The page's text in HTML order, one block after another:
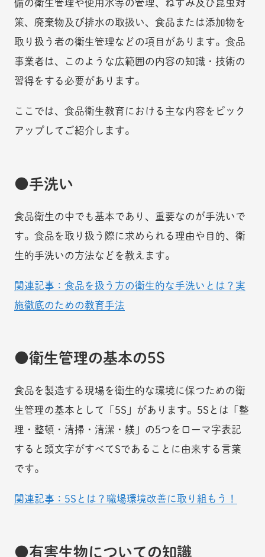
備の衛生管理や使用水等の管理、ねずみ及び昆虫対
策、廃棄物及び排水の取扱い、食品または添加物を
取り扱う者の衛生管理などの項目があります。食品
事業者は、このような広範囲の内容の知識・技術の
習得をする必要があります。
ここでは、食品衛生教育における主な内容をピック
アップしてご紹介します。
手洗い
食品衛生の中でも基本であり、重要なのが手洗いで
す。食品を取り扱う際に求められる理由や目的、衛
生的手洗いの方法などを教えます。
関連記事：食品を扱う方の衛生的な手洗いとは？実
施徹底のための教育手法
衛生管理の基本の5S
食品を製造する現場を衛生的な環境に保つための衛
生管理の基本として「5S」があります。5Sとは「整
理・整頓・清掃・清潔・躾」の5つをローマ字表記
すると頭文字がすべてSであることに由来する言葉
です。
関連記事：5Sとは？職場環境改善に取り組もう！
有害生物についての知識